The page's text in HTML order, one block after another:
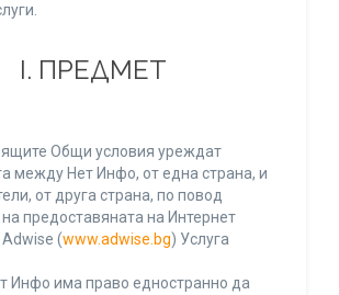
І. ПРЕДМЕТ
Общи условия уреждат
между Нет Инфо, от една страна, и
от друга страна, по повод
предоставяната на Интернет
(www.adwise.bg) Услуга
Инфо има право едностранно да